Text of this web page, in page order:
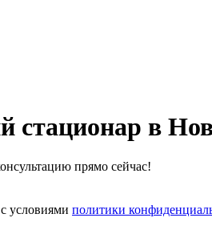
стационар в
прямо сейчас!
условиями политики